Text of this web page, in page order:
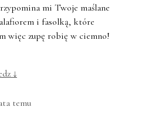
mi Twoje maślane
i fasolką, które
więc zupę robię w ciemno!
↓
temu